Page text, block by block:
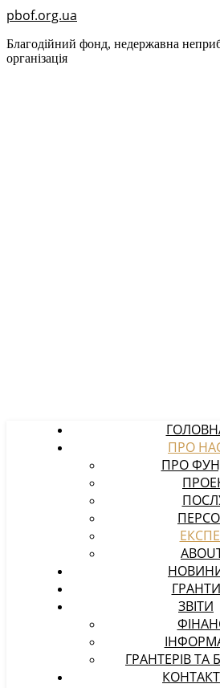
pbof.org.ua
Благодійний фонд, недержавна
організація
ПРО
ПРО
ГРАНТИ
ЗВІТИ
ГРАНТЕРІВ ТА